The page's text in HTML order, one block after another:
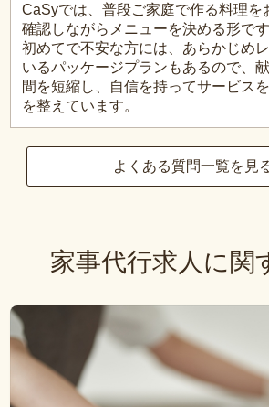
CaSyでは、普段ご家庭で作る料理を
確認しながらメニューを決める形です
初めてで不安な方には、あらかじめ
いるパッケージプランもあるので、
間を短縮し、自信を持ってサービス
を整えています。
よくある質問一覧を見
家事代行求人に関